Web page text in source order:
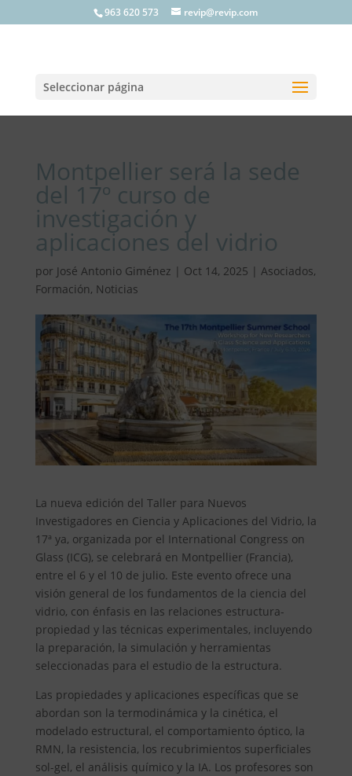
963 620 573 revip@revip.com
Seleccionar página
Montpellier será la sede
del 17º curso de
investigación y
aplicaciones del vidrio
por José Antonio Giménez | Oct 14, 2025 | Asociados,
Formación, Noticias
La nueva edición del Taller para Nuevos
Investigadores en Ciencia y Aplicaciones del Vidrio, la
17ª ya, organizada por el International Congress on
Glass (ICG), se celebrará en Montpellier (Francia),
entre el 6 y el 10 de julio. Este evento ofrece una
visión general de los fundamentos de la ciencia del
vidrio, con énfasis en las relaciones estructura-
propiedad y las técnicas experimentales, incluyendo
la preparación, la simulación y herramientas
seleccionadas para el estudio de la estructura.
Las propiedades y aplicaciones específicas que se
abordan son la termodinámica y la cinética, el
modelado estructural, el comportamiento óptico, la
RMN, la resistencia, los recubrimientos superficiales
sol-gel, el análisis químico y la IA. Los profesores son